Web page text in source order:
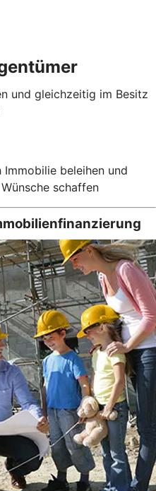
und gleichzeitig im Besitz
beleihen und
schaffen